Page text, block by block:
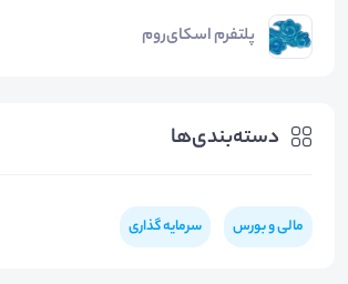
پلتفرم اسکای‌روم
دسته‌بندی‌ها
مالی و بورس سرمایه گذاری